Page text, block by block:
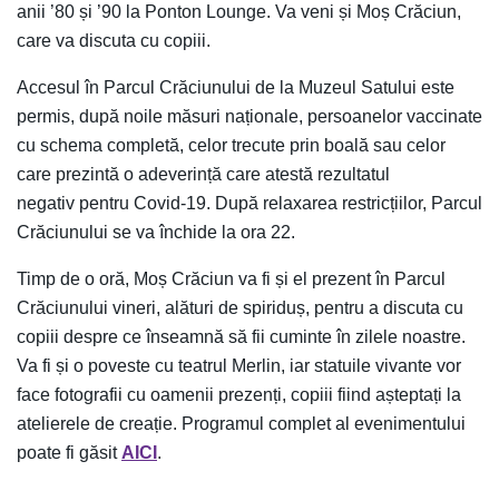
anii ’80 și ’90 la Ponton Lounge. Va veni și Moș Crăciun,
care va discuta cu copiii.
Accesul în Parcul Crăciunului de la Muzeul Satului este
permis, după noile măsuri naționale, persoanelor vaccinate
cu schema completă, celor trecute prin boală sau celor
care prezintă o adeverință care atestă rezultatul
negativ pentru Covid-19. După relaxarea restricțiilor, Parcul
Crăciunului se va închide la ora 22.
Timp de o oră, Moș Crăciun va fi și el prezent în Parcul
Crăciunului vineri, alături de spiriduș, pentru a discuta cu
copiii despre ce înseamnă să fii cuminte în zilele noastre.
Va fi și o poveste cu teatrul Merlin, iar statuile vivante vor
face fotografii cu oamenii prezenți, copiii fiind așteptați la
atelierele de creație. Programul complet al evenimentului
poate fi găsit AICI .